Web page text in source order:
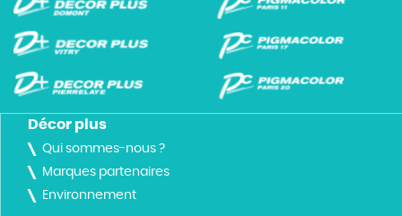
Décor plus
Qui sommes-nous ?
Marques partenaires
Environnement